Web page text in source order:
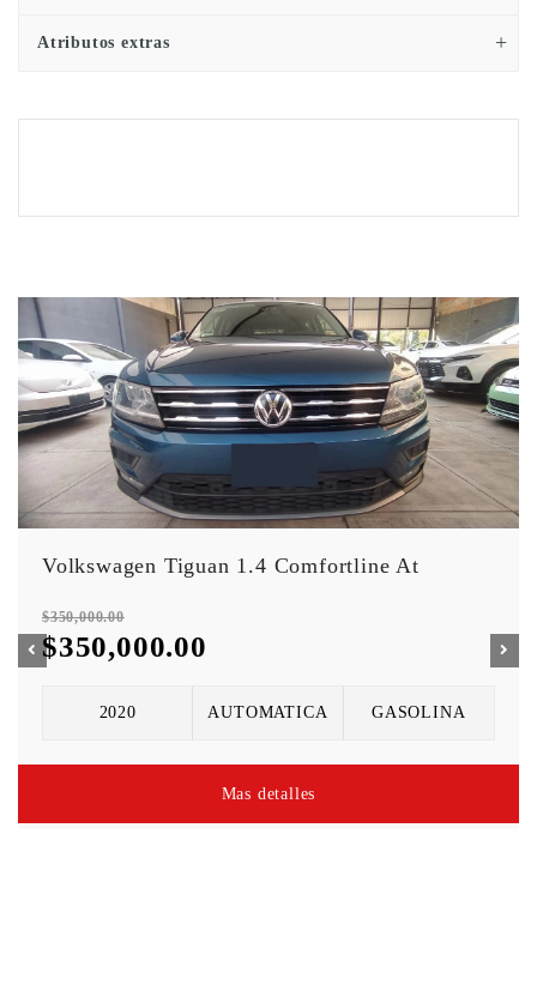
Atributos extras
Vehículos Similares
Volkswagen Tiguan 1.4 Comfortline At
$350,000.00
$350,000.00
2020 AUTOMATICA GASOLINA
Mas detalles